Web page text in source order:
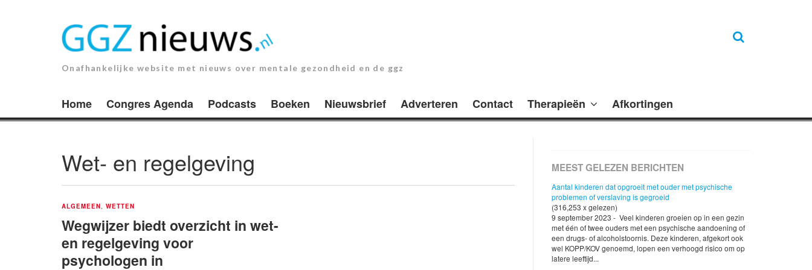
Onafhankelijke website met nieuws over mentale gezondheid en de ggz
Home Congres Agenda Podcasts Boeken Nieuwsbrief Adverteren Contact Therapieën Afkortingen
Wet- en regelgeving
ALGEMEEN WETTEN
Wegwijzer biedt overzicht in wet-
en regelgeving voor
psychologen in
MEEST GELEZEN BERICHTEN
Aantal kinderen dat opgroeit met ouder met psychische
problemen of verslaving is gegroeid
(316,253 x gelezen)
9 september 2023 - Veel kinderen groeien op in een gezin
met één of twee ouders met een psychische aandoening of
een drugs- of alcoholstoornis. Deze kinderen, afgekort ook
wel KOPP/KOV genoemd, lopen een verhoogd risico om op
latere leeftijd...